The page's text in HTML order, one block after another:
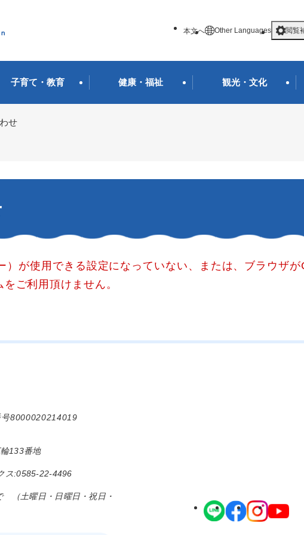
本文へ Other Languages 閲覧
子育て・教育 健康・福祉 観光・文化
せ
）が使用できる設定になっていない、または、ブラウザ
ご利用頂けません。
号8000020214019
133番地
ス:0585-22-4496
（土曜日・日曜日・祝日・